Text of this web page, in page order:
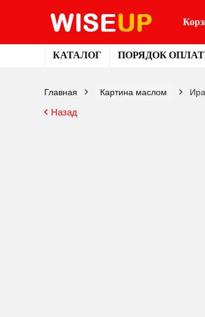
КАТАЛОГ ПОРЯДОК
Главная Картина маслом
Назад